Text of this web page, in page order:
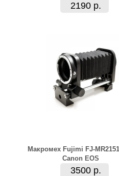
2190 р.
Макромех Fujimi FJ-
Canon EOS
3500 р.